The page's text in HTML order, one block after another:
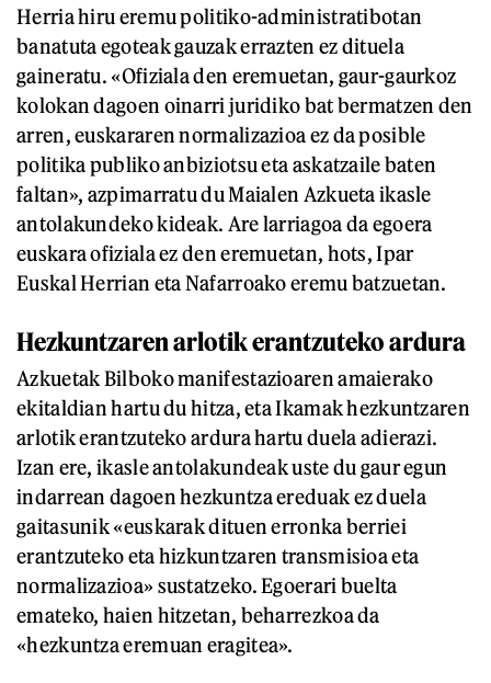
Herria hiru eremu politiko-administratibotan
banatuta egoteak gauzak errazten ez dituela
gaineratu. «Ofiziala den eremuetan, gaur-gaurkoz
kolokan dagoen oinarri juridiko bat bermatzen den
arren, euskararen normalizazioa ez da posible
politika publiko anbiziotsu eta askatzaile baten
faltan», azpimarratu du Maialen Azkueta ikasle
antolakundeko kideak. Are larriagoa da egoera
euskara ofiziala ez den eremuetan, hots, Ipar
Euskal Herrian eta Nafarroako eremu batzuetan.
Hezkuntzaren arlotik erantzuteko ardura
Azkuetak Bilboko manifestazioaren amaierako
ekitaldian hartu du hitza, eta Ikamak hezkuntzaren
arlotik erantzuteko ardura hartu duela adierazi.
Izan ere, ikasle antolakundeak uste du gaur egun
indarrean dagoen hezkuntza ereduak ez duela
gaitasunik «euskarak dituen erronka berriei
erantzuteko eta hizkuntzaren transmisioa eta
normalizazioa» sustatzeko. Egoerari buelta
emateko, haien hitzetan, beharrezkoa da
«hezkuntza eremuan eragitea».